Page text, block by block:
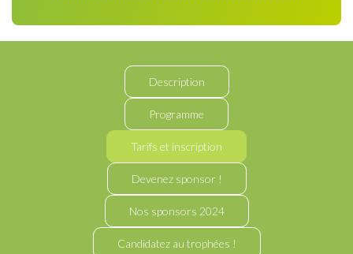
Description
Programme
Tarifs et inscription
Devenez sponsor !
Nos sponsors 2024
Candidatez au trophées !